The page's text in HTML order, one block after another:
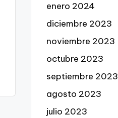
enero 2024
diciembre 2023
noviembre 2023
octubre 2023
septiembre 2023
agosto 2023
julio 2023